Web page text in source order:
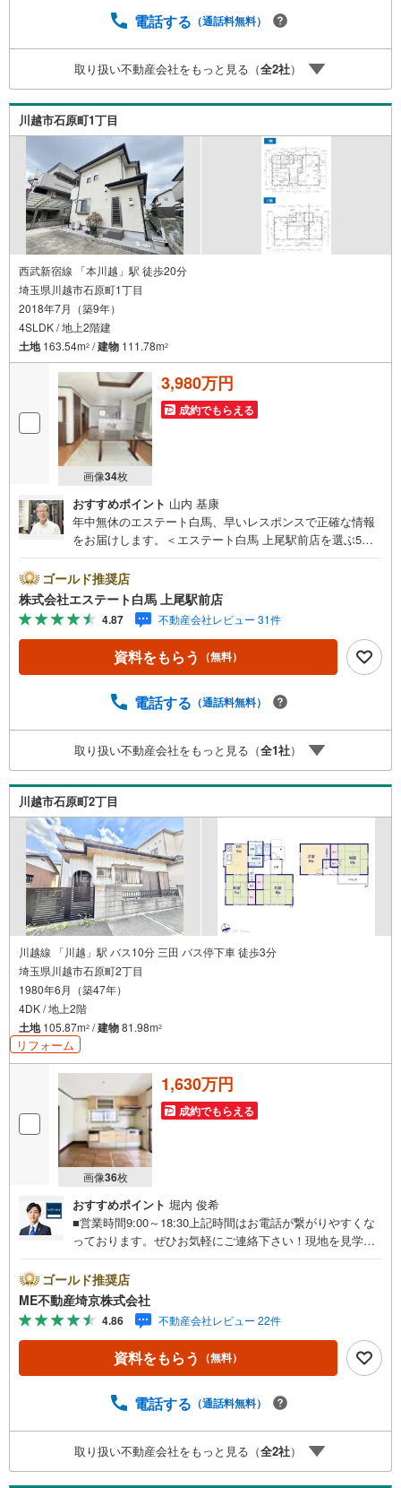
能な体制でお待ちしてます。◇提携FPへの無料個別相談サ
カースペースは並列2台可能で、吹抜けやWICなどこだわり
が詰まった住まい。
電話する （通話料無料）
取り扱い不動産会社をもっと見る（全2社）
川越市石原町1丁目
西武新宿線 「本川越」駅 徒歩20分
埼玉県川越市石原町1丁目
2018年7月（築9年）
4SLDK / 地上2階建
土地163.54m2 /建物 111.78m2
画像34枚
3,980万円
成約でもらえる
おすすめポイント 山内 基康
年中無休のエステート白馬、早いレスポンスで正確な情報
をお届けします。＜エステート白馬 上尾駅前店を選ぶ5つ
トーヨーカドー上尾駅前店」内に立地。2.無料駐車場完備
のお店立体駐車場は全480台収容可。駐車場完備してます。
3.大型キッズスペース当店自慢のキッズスペースをぜひご
覧ください。店内におむつ替えコーナーもご用意してま
す。4.年中無休・365日営業でお手伝い営業時間:10時～20
時まで。スピードある対応が自慢のお店です。5.提携FPへ
プランナーと無料相談。ローン返済について、老後や学費
物件情報のほか、水害その他のハザード情報を提供してお
ります。お問い合わせ物件以外の提供も可能です。営業担
当までお気軽にご連絡ください。お問い合わせをお待ちし
ております。
ゴールド推奨店
株式会社エステート白馬 上尾駅前店
4.87 不動産会社レビュー 31件
資料をもらう （無料）
電話する （通話料無料）
取り扱い不動産会社をもっと見る（全1社）
川越市石原町2丁目
川越線 「川越」駅 バス10分 三田 バス停下車 徒歩3分
埼玉県川越市石原町2丁目
1980年6月（築47年）
4DK / 地上2階
土地105.87m2 /建物81.98m2
リフォーム
画像36枚
1,630万円
成約でもらえる
おすすめポイント 堀内 俊希
■営業時間9:00～18:30上記時間はお電話が繋がりやすくな
っております。ぜひお気軽にご連絡下さい！現地を見学さ
ご希望の日時をご記入いただけますとスムーズにご案内が
可能です。■ご来店特典1.ご見学、ご来店後にアンケート記
入でもれなく3、000円のQUOカードプレゼント（1組様1回
限り後日郵送）2.未公開の物件情報をご紹介3.不動産ご購
入、ご売却、太陽光発電システムご検討中のお客様、ご紹
介でもれなくQUOカード3、000円分プレゼント更にご紹介
円のご紹介料をお支払いさせて頂きます！詳しくはスタッ
マイカーでも安心！2.チャイルドスペース、授乳室、ベビ
ーベッド完備3.他にもファミリーに優しい『あったら良い
な』がここにある！ミルク用浄水サーバー、紙おむつ、ア
ゴールド推奨店
ME不動産埼京株式会社
4.86 不動産会社レビュー 22件
資料をもらう （無料）
電話する （通話料無料）
取り扱い不動産会社をもっと見る（全2社）